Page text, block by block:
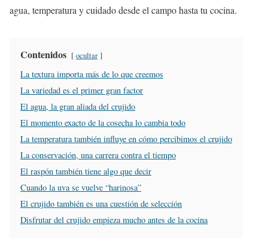
agua, temperatura y cuidado desde el campo hasta tu cocina.
Contenidos ocultar
La textura importa más de lo que creemos
La variedad es el primer gran factor
El agua, la gran aliada del crujido
El momento exacto de la cosecha lo cambia todo
La temperatura también influye en cómo percibimos el crujido
La conservación, una carrera contra el tiempo
El raspón también tiene algo que decir
Cuando la uva se vuelve “harinosa”
El crujido también es una cuestión de selección
Disfrutar del crujido empieza mucho antes de la cocina